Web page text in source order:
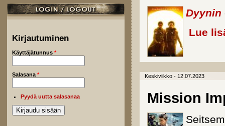
Kirjautuminen
Käyttäjätunnus *
Salasana *
Pyydä uutta salasanaa
Dyynin
Lue
Keskiviikko - 12.07.2023
Mission